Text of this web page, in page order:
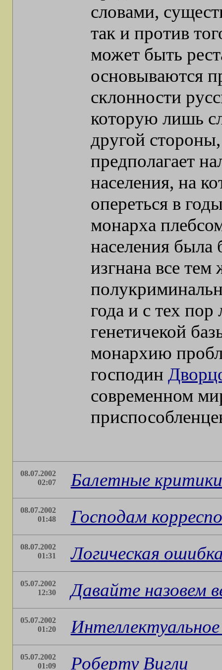
словами,
так и против
может быть
основываются
склонности
которую лишь
другой
предполагает
населения, на
опереться в
монарха
населения была
изгнана все
года и с тех
генетичекой
монархию
господин
современном
08.07.2002
02:07
Балетные критики
08.07.2002
01:48
Господам
08.07.2002
01:31
Логическая
05.07.2002
12:30
Давайте назовем
05.07.2002
01:20
05.07.2002
01:09
Роберту Вигли